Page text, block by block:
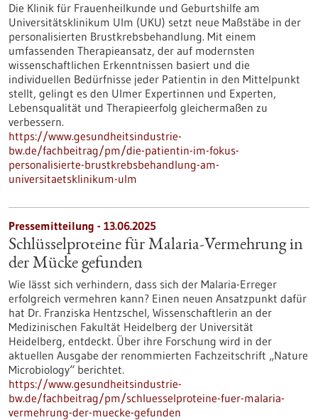
Die Klinik für Frauenheilkunde und Geburtshilfe am
Universitätsklinikum Ulm (UKU) setzt neue Maßstäbe in der
personalisierten Brustkrebsbehandlung. Mit einem
umfassenden Therapieansatz, der auf modernsten
wissenschaftlichen Erkenntnissen basiert und die
individuellen Bedürfnisse jeder Patientin in den Mittelpunkt
stellt, gelingt es den Ulmer Expertinnen und Experten,
Lebensqualität und Therapieerfolg gleichermaßen zu
verbessern.
https://www.gesundheitsindustrie-
bw.de/fachbeitrag/pm/die-patientin-im-fokus-
personalisierte-brustkrebsbehandlung-am-
universitaetsklinikum-ulm
Pressemitteilung - 13.06.2025
Schlüsselproteine für Malaria-Vermehrung in
der Mücke gefunden
Wie lässt sich verhindern, dass sich der Malaria-Erreger
erfolgreich vermehren kann? Einen neuen Ansatzpunkt dafür
hat Dr. Franziska Hentzschel, Wissenschaftlerin an der
Medizinischen Fakultät Heidelberg der Universität
Heidelberg, entdeckt. Über ihre Forschung wird in der
aktuellen Ausgabe der renommierten Fachzeitschrift „Nature
Microbiology“ berichtet.
https://www.gesundheitsindustrie-
bw.de/fachbeitrag/pm/schluesselproteine-fuer-malaria-
vermehrung-der-muecke-gefunden